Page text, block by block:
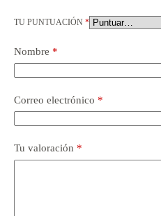
TU PUNTUACIÓN *
Nombre *
Correo electrónico *
Tu valoración *